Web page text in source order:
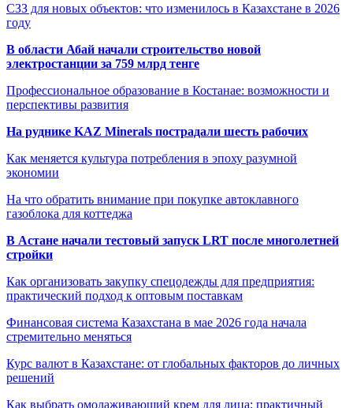
СЗЗ для новых объектов: что изменилось в Казахстане в 2026
году
В области Абай начали строительство новой
электростанции за 759 млрд тенге
Профессиональное образование в Костанае: возможности и
перспективы развития
На руднике KAZ Minerals пострадали шесть рабочих
Как меняется культура потребления в эпоху разумной
экономии
На что обратить внимание при покупке автоклавного
газоблока для коттеджа
В Астане начали тестовый запуск LRT после многолетней
стройки
Как организовать закупку спецодежды для предприятия:
практический подход к оптовым поставкам
Финансовая система Казахстана в мае 2026 года начала
стремительно меняться
Курс валют в Казахстане: от глобальных факторов до личных
решений
Как выбрать омолаживающий крем для лица: практичный